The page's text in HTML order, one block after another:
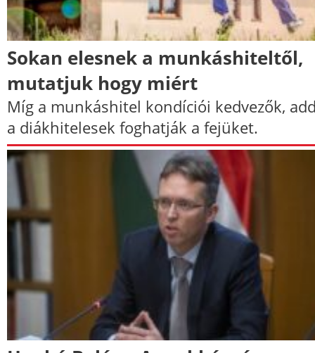
Sokan elesnek a munkáshiteltől,
mutatjuk hogy miért
Míg a munkáshitel kondíciói kedvezők,
a diákhitelesek foghatják a fejüket.